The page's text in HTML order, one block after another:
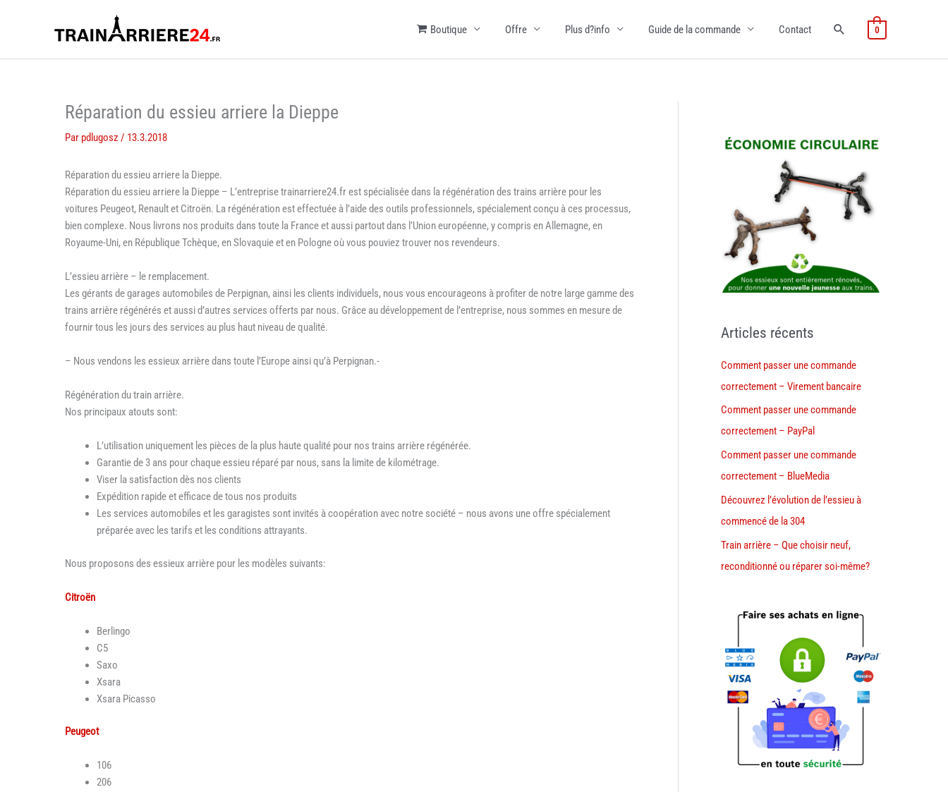
Boutique Offre Plus d?info Guide de la commande Contact 0
Réparation du essieu arriere la Dieppe
Par pdlugosz / 13.3.2018
Réparation du essieu arriere la Dieppe.
Réparation du essieu arriere la Dieppe – L’entreprise trainarriere24.fr est spécialisée dans la régénération des trains arrière pour les
voitures Peugeot, Renault et Citroën. La régénération est effectuée à l’aide des outils professionnels, spécialement conçu à ces processus,
bien complexe. Nous livrons nos produits dans toute la France et aussi partout dans l’Union européenne, y compris en Allemagne, en
Royaume-Uni, en République Tchèque, en Slovaquie et en Pologne où vous pouviez trouver nos revendeurs.
L’essieu arrière – le remplacement.
Les gérants de garages automobiles de Perpignan, ainsi les clients individuels, nous vous encourageons à profiter de notre large gamme des
trains arrière régénérés et aussi d’autres services offerts par nous. Grâce au développement de l’entreprise, nous sommes en mesure de
fournir tous les jours des services au plus haut niveau de qualité.
– Nous vendons les essieux arrière dans toute l’Europe ainsi qu’à Perpignan.-
Régénération du train arrière.
Nos principaux atouts sont:
L’utilisation uniquement les pièces de la plus haute qualité pour nos trains arrière régénérée.
Garantie de 3 ans pour chaque essieu réparé par nous, sans la limite de kilométrage.
Viser la satisfaction dès nos clients
Expédition rapide et efficace de tous nos produits
Les services automobiles et les garagistes sont invités à coopération avec notre société – nous avons une offre spécialement
préparée avec les tarifs et les conditions attrayants.
Nous proposons des essieux arrière pour les modèles suivants:
Citroën
Berlingo
C5
Saxo
Xsara
Xsara Picasso
Peugeot
106
206
Articles récents
Comment passer une commande
correctement – Virement bancaire
Comment passer une commande
correctement – PayPal
Comment passer une commande
correctement – BlueMedia
Découvrez l’évolution de l’essieu à
commencé de la 304
Train arrière – Que choisir neuf,
reconditionné ou réparer soi-même?